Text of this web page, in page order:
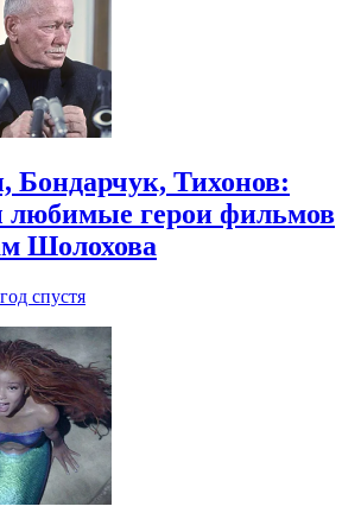
Тихонов:
любимые герои фильмов
Шолохова
спустя